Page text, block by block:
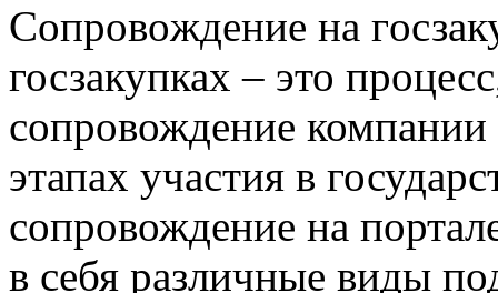
Сoпрoвoждeниe нa
госзакупках – это
сопровождение компании
этапах участия в
сопровождение на
в себя различные виды